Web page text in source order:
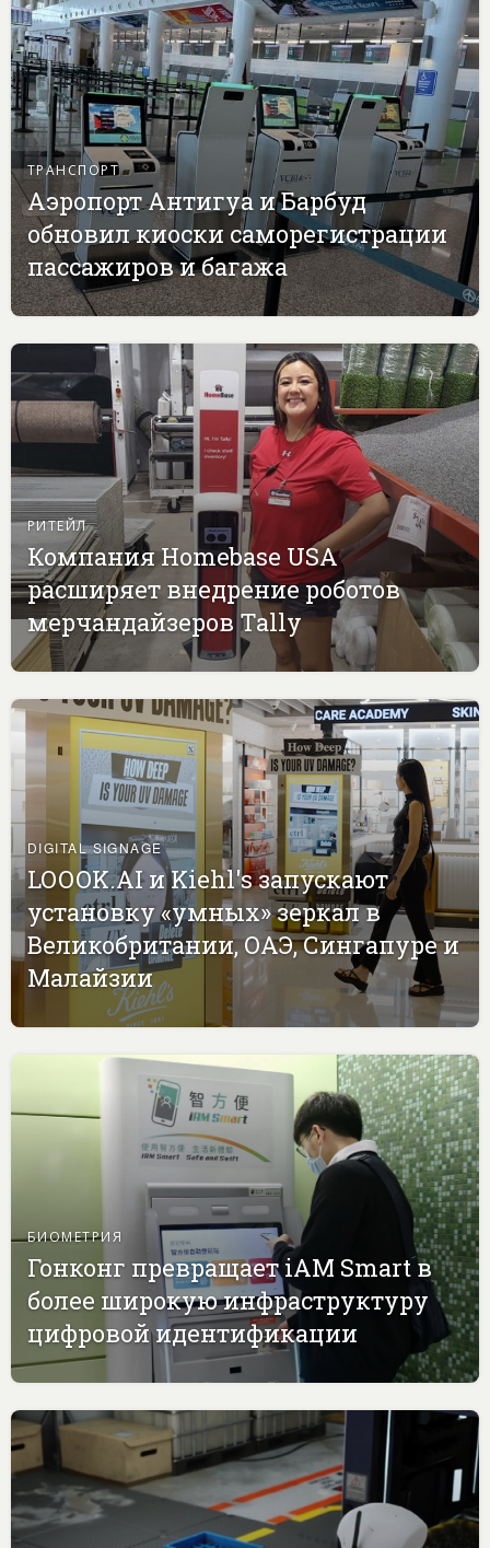
ТРАНСПОРТ
Аэропорт Антигуа и Барбуд
обновил киоски саморегистрации
пассажиров и багажа
РИТЕЙЛ
Компания Homebase USA
расширяет внедрение роботов
мерчандайзеров Tally
DIGITAL SIGNAGE
LOOOK.AI и Kiehl's запускают
установку «умных» зеркал в
Великобритании, ОАЭ, Сингапуре и
Малайзии
БИОМЕТРИЯ
Гонконг превращает iAM Smart в
более широкую инфраструктуру
цифровой идентификации